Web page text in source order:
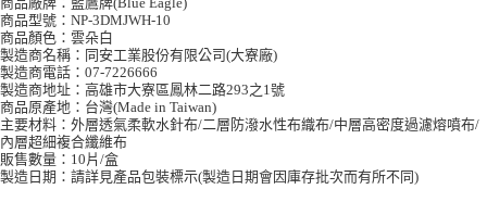
商品型號：NP-3DMJWH-10
商品顏色：雲朵白
製造商名稱：同安工業股份有限公司(大寮廠)
製造商電話：07-7226666
製造商地址：高雄市大寮區鳳林二路293之1號
商品原產地：台灣(Made in Taiwan)
主要材料：外層透氣柔軟水針布/二層防潑水性布織布/中層高密度過濾熔噴布/
內層超細複合纖維布
販售數量：10片/盒
製造日期：請詳見產品包裝標示(製造日期會因庫存批次而有所不同)